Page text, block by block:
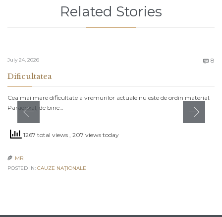
Related Stories
July 24, 2026  8
Dificultatea
Cea mai mare dificultate a vremurilor actuale nu este de ordin material.
Paradoxal, de bine…
1267 total views , 207 views today
 MR
POSTED IN: CAUZE NAŢIONALE